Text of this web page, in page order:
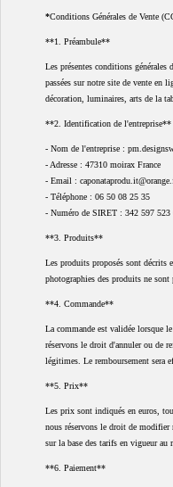
*Conditions Générales de Vente
**1. Préambule**
Les présentes conditions
passées sur notre site de vente en
décoration, luminaires, arts de la
**2. Identification de l'entreprise**
- Nom de l'entreprise :
- Adresse : 47310 moirax France
- Email :
- Téléphone : 06 50 08 25 35
- Numéro de SIRET : 342 597 523
**3. Produits**
Les produits proposés sont décrits
photographies des produits ne sont
**4. Commande**
La commande est validée lorsque
réservons le droit d'annuler ou de
légitimes. Le remboursement sera
**5. Prix**
Les prix sont indiqués en euros,
nous réservons le droit de
sur la base des tarifs en vigueur au
**6. Paiement**